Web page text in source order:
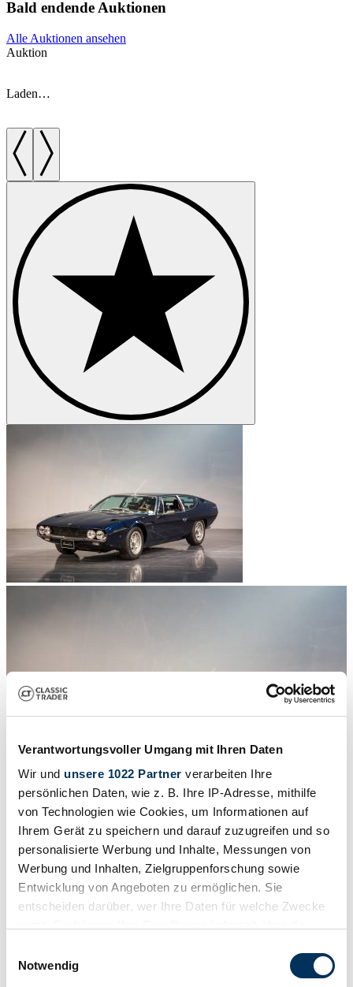
Verantwortungsvoller Umgang mit Ihren Daten
Wir und unsere 1022 Partner verarbeiten Ihre
persönlichen Daten, wie z. B. Ihre IP-Adresse, mithilfe
von Technologien wie Cookies, um Informationen auf
Ihrem Gerät zu speichern und darauf zuzugreifen und so
personalisierte Werbung und Inhalte, Messungen von
Werbung und Inhalten, Zielgruppenforschung sowie
Entwicklung von Angeboten zu ermöglichen. Sie
entscheiden darüber, wer Ihre Daten für welche Zwecke
Trigger Symbol ändern oder widerrufen
Notwendig
Bald endende Auktionen
Alle Auktionen ansehen
Auktion
Laden…
/11
1969 | Lamborghini Espada 400 GT
Seltene erste Serie
Preis auf Anfrage